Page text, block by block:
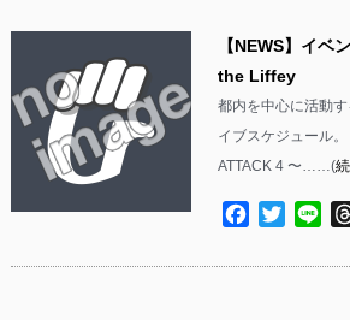
【NEWS】イ
the Liffey
都内を中心に活動
イブスケジュール
ATTACK 4 〜……(
Facebook
Twitter